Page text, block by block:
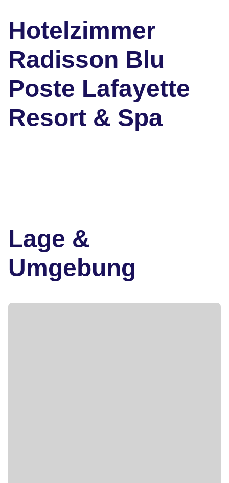
Hotelzimmer
Radisson Blu
Poste Lafayette
Resort & Spa
Lage &
Umgebung